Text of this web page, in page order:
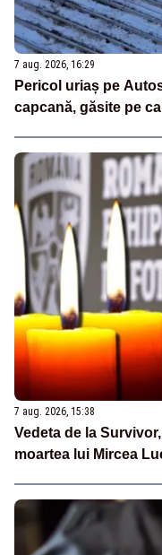
7 aug. 2026, 16:29
Pericol uriaș pe
capcană, găsite pe
7 aug. 2026, 15:38
Vedeta de la
moartea lui Mircea